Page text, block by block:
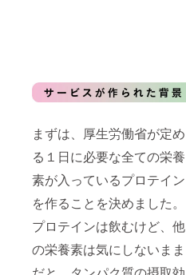
まずは、厚生労働省が定め
る１日に必要な全ての栄養
素が入っているプロテイン
を作ることを決めました。
プロテインは飲むけど、他
の栄養素は気にしないまま